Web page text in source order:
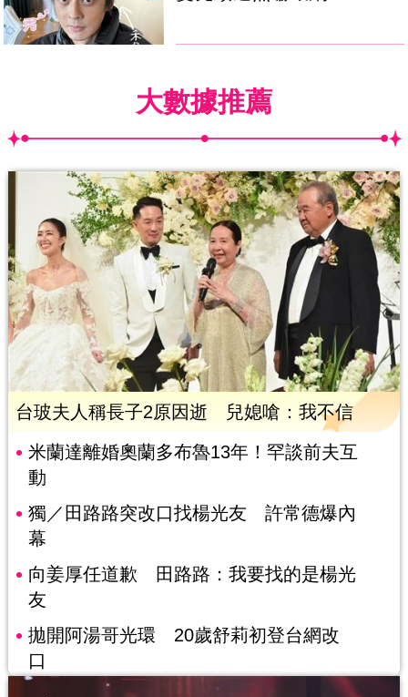
大數據推薦
台玻夫人稱長子2原因逝 兒媳嗆：我不信
米蘭達離婚奧蘭多布魯13年！罕談前夫互
動
獨／田路路突改口找楊光友 許常德爆內
幕
向姜厚任道歉 田路路：我要找的是楊光
友
拋開阿湯哥光環 20歲舒莉初登台網改
口